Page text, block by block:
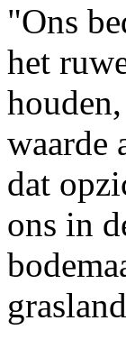
"Ons
het
waarde
dat
ons in